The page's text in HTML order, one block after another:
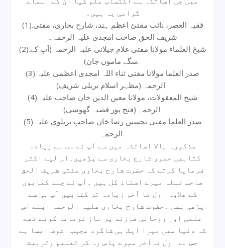
گرامی یہ ہیں۔
(1).فقیہ العصر، نائب مفتئ اعظم ہند، شارح بخاری، مفتی
شریف الحق صاحب امجدی علیہ الرحمہ۔
(2).شیخ العلماء مولانا مفتی غلام جیلانی علیہ الرحمہ (آپ کے
سگے ماموں جان).
(3).صدر العلما مولانا مفتی ثناء اللہ امجدی اعظمی علیہ
الرحمہ (مظہر اسلام بریلی شریف).
(4).شیخ المعقولات، مولانا معین الدین خان صاحب علیہ
(5).صدر العلما مفتی تحسین رضا خان صاحب بریلوی علیہ
مذکورہ بالا اساتذہ میں سے آپ نے سب سے زیادہ
کتابیں حضور شارح بخاری سے پڑھیں۔اس لیے اکثر
فرمایا کرتے کہ حضرت شارح بخاری مفتی شریف الحق
صاحب قبلہ میرے استاذ کل ہیں ۔آپ نے چند کتابوں
کے علاوہ اول تا آخر زیادہ تر کتابیں آپ ہی سے
پڑھی ہیں ۔حضرت شارح بخاری علیہ الرحمہ اپنے اس
علمی اور روحانی فرزند پر ناز فرمایا کرتے تھے
کہ دنیا میں میرا ایک ہی شاگرد مجیب اشرف ایسا ہے
جس نے اول تاآخر میرے پاس رہ کر تعلیم وتربیت